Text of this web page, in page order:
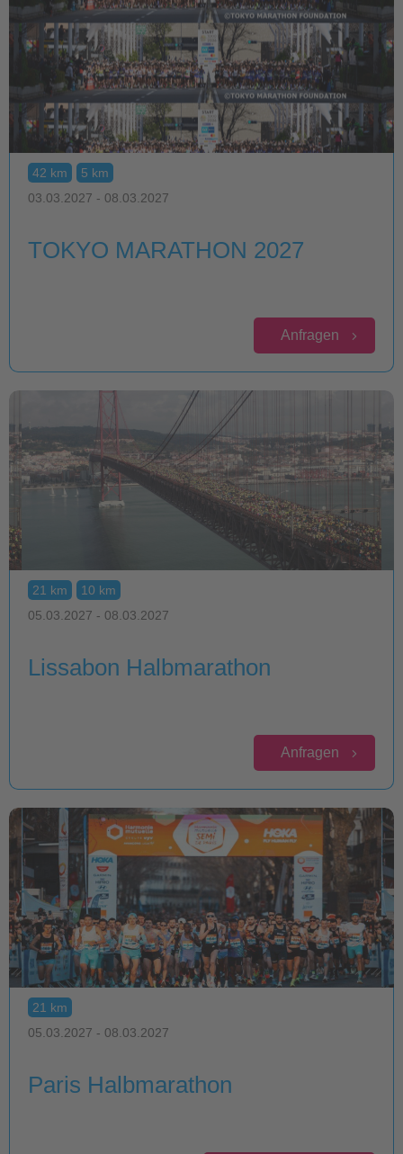
42 km
5 km
03.03.2027 - 08.03.2027
TOKYO MARATHON 2027
Anfragen
21 km
10 km
05.03.2027 - 08.03.2027
Lissabon Halbmarathon
Anfragen
21 km
05.03.2027 - 08.03.2027
Paris Halbmarathon